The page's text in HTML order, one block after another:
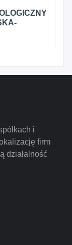
i
firm
działalność